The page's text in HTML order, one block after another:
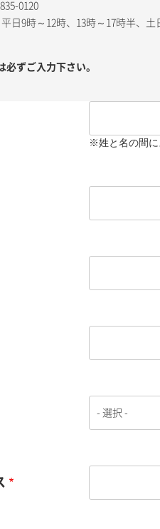
0120
日9時～12時、13時～17時半、土
必ずご入力下さい。
※姓と名の間に